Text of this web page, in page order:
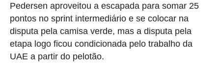
Pedersen aproveitou a escapada para somar 25
pontos no sprint intermediário e se colocar na
disputa pela camisa verde, mas a disputa pela
etapa logo ficou condicionada pelo trabalho da
UAE a partir do pelotão.